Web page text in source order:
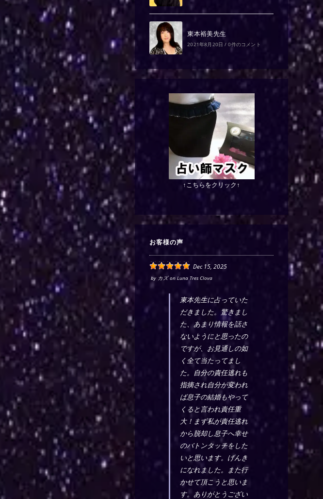
東本裕美先生
2021年8月20日 / 0件のコメント
↑こちらをクリック↑
お客様の声
Dec 15, 2025
by カズon Luna Tres Clova
東本先生に占っていた
だきました。驚きまし
た、あまり情報を話さ
ないようにと思ったの
ですが、お見通しの如
く全て当たってまし
た。自分の責任逃れも
指摘され自分が変われ
ば息子の結婚もやって
くると言われ責任重
大！まず私が責任逃れ
から脱却し息子へ幸せ
のバトンタッチをした
いと思います。げんき
になれました。また行
かせて頂こうと思いま
す。ありがとうござい